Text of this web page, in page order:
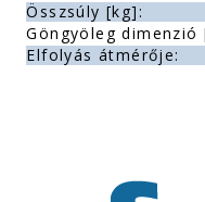
Összsúly [kg]:
Göngyöleg dimenzió
Elfolyás átmérője: